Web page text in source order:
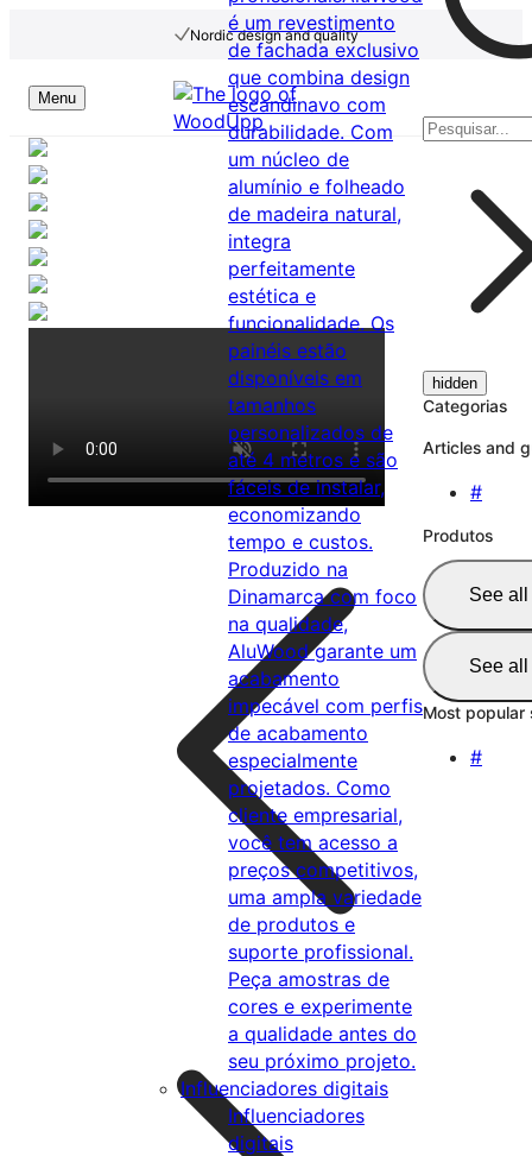
Nordic design and quality
Menu
é um revestimento
de fachada exclusivo
que combina design
escandinavo com
durabilidade. Com
um núcleo de
alumínio e folheado
de madeira natural,
integra
perfeitamente
estética e
funcionalidade. Os
painéis estão
disponíveis em
tamanhos
personalizados de
até 4 metros e são
fáceis de instalar,
economizando
tempo e custos.
Produzido na
Dinamarca com foco
na qualidade,
AluWood garante um
acabamento
impecável com perfis
de acabamento
especialmente
projetados. Como
cliente empresarial,
você tem acesso a
preços competitivos,
uma ampla variedade
de produtos e
suporte profissional.
Peça amostras de
cores e experimente
a qualidade antes do
seu próximo projeto.
Influenciadores digitais
Influenciadores
digitais
hidden
Categorias
Articles and
#
Produtos
See
See
Most popular
#